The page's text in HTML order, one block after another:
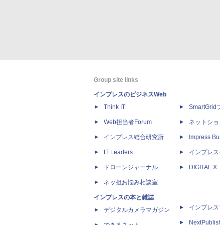
Group site links
インプレスのビジネスWeb
Think IT
Web担当者Forum
インプレス総合研究所
IT Leaders
ドローンジャーナル
ネッ担お悩み相談室
インプレスの本と雑誌
デジタルカメラマガジン
SmartGrid
ネットシ
Impress
インプレ
DIGITAL X
インプレ